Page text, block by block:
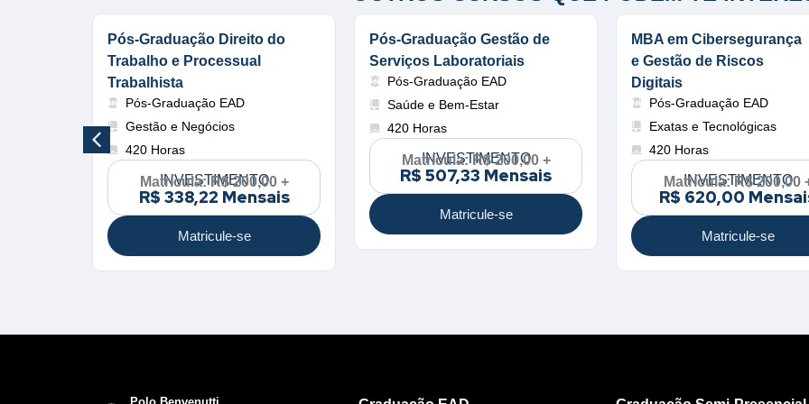
Pós-Graduação Direito do
Trabalho e Processual
Trabalhista
Pós-Graduação EAD
Gestão e Negócios
420 Horas
Matricule-se
INVESTIMENTO
Matrícula: R$ 200,00 +
R$ 338,22 Mensais
Pós-Graduação Gestão de
Serviços Laboratoriais
Pós-Graduação EAD
Saúde e Bem-Estar
420 Horas
Matricule-se
INVESTIMENTO
Matrícula: R$ 200,00 +
R$ 507,33 Mensais
MBA em Cibersegurança
e Gestão de Riscos
Digitais
Pós-Graduação EAD
Exatas e Tecnológicas
420 Horas
Matricule-se
INVESTIMENTO
Matrícula: R$ 200,00
R$ 620,00